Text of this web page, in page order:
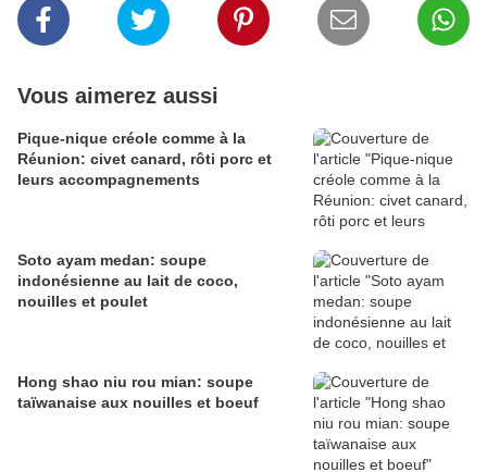
Vous aimerez aussi
Pique-nique créole comme à la
Réunion: civet canard, rôti porc et
leurs accompagnements
Soto ayam medan: soupe
indonésienne au lait de coco,
nouilles et poulet
Hong shao niu rou mian: soupe
taïwanaise aux nouilles et boeuf